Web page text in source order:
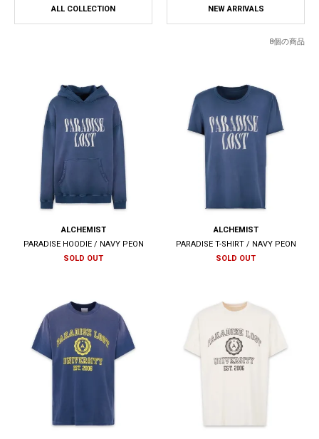
ALL COLLECTION NEW ARRIVALS
8個の商品
ALCHEMIST
PARADISE HOODIE / NAVY PEON
SOLD OUT
ALCHEMIST
PARADISE T-SHIRT / NAVY PEON
SOLD OUT